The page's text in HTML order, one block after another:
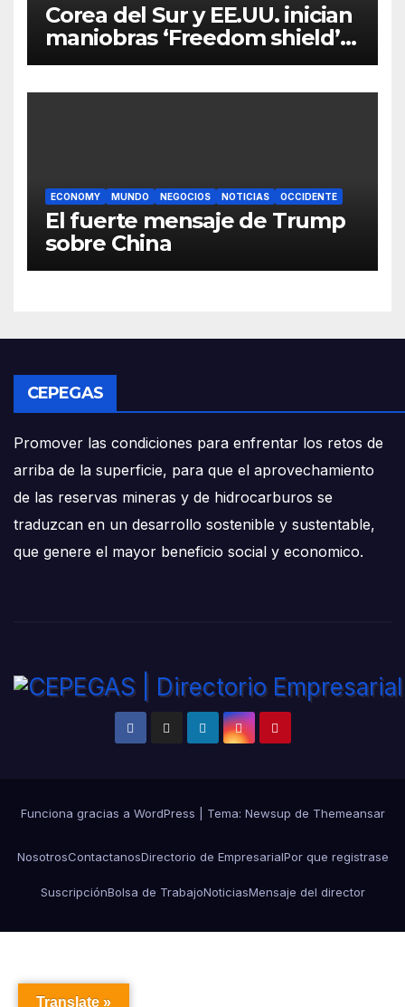
Corea del Sur y EE.UU. inician
maniobras ‘Freedom shield’
04/03/2024
ECONOMY MUNDO NEGOCIOS NOTICIAS OCCIDENTE
El fuerte mensaje de Trump
sobre China
CEPEGAS
Promover las condiciones para enfrentar los retos de
arriba de la superficie, para que el aprovechamiento
de las reservas mineras y de hidrocarburos se
traduzcan en un desarrollo sostenible y sustentable,
que genere el mayor beneficio social y economico.
Funciona gracias a WordPress Tema: Newsup de Themeansar
NosotrosContactanosDirectorio de EmpresarialPor que registrase
SuscripciónBolsa de TrabajoNoticiasMensaje del director
Translate »